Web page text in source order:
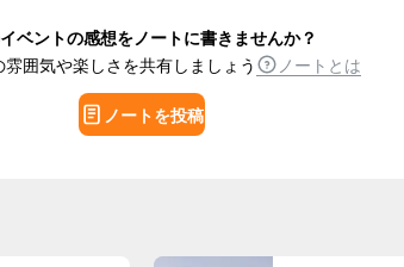
ベントの感想をノートに書きませんか？
雰囲気や楽しさを共有しましょう
ノートとは
ノートを投稿